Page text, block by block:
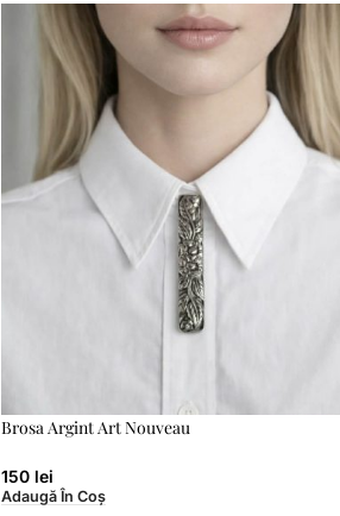
Brosa Argint Art Nouveau
150 lei
Adaugă În Coș